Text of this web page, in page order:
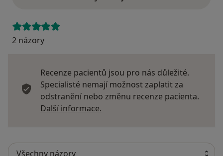
2 názory
Recenze pacientů jsou pro nás důležité.
Specialisté nemají možnost zaplatit za
odstranění nebo změnu recenze pacienta.
Další informace.